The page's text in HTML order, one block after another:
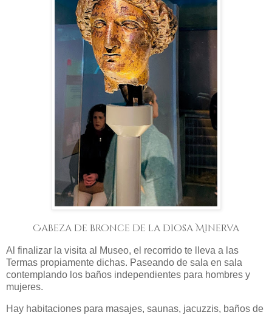
Cabeza de bronce de la diosa Minerva
Al finalizar la visita al Museo, el recorrido te lleva a las
Termas propiamente dichas. Paseando de sala en sala
contemplando los baños independientes para hombres y
mujeres.
Hay habitaciones para masajes, saunas, jacuzzis, baños de